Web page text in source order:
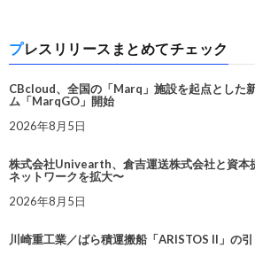
プレスリリースまとめてチェック
CBcloud、全国の「Marq」施設を起点とした
ム「MarqGO」開始
2026年8月5日
株式会社Univearth、倉吉運送株式会社と資本
ネットワークを拡大〜
2026年8月5日
川崎重工業／ばら積運搬船「ARISTOS II」の